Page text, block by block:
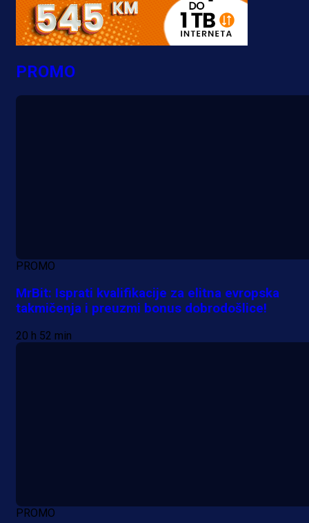
PROMO
PROMO
MrBit: Isprati kvalifikacije za elitna evropska
takmičenja i preuzmi bonus dobrodošlice!
20 h 52 min
PROMO